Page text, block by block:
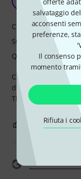
salvataggio
acconsenti
preferenze,
Il consenso
momento
Rifiuta i
Casse molto
disco in quanto i
Thomann sempre
Caratteristiche
Suono
Qualità
0